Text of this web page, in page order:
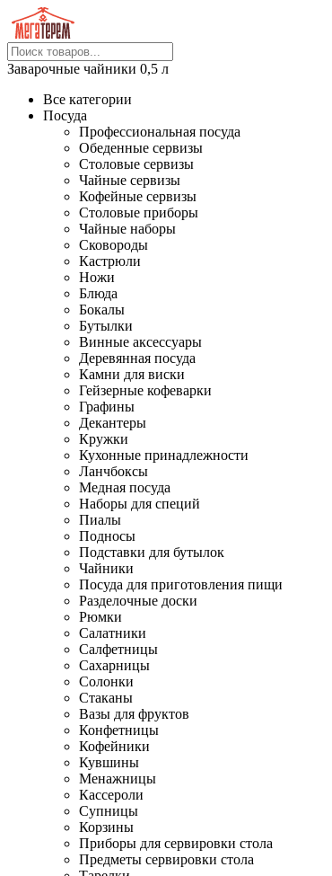
Заварочные чайники 0,5 л
Все категории
Посуда
Профессиональная посуда
Обеденные сервизы
Столовые сервизы
Чайные сервизы
Кофейные сервизы
Столовые приборы
Чайные наборы
Сковороды
Кастрюли
Ножи
Блюда
Бокалы
Бутылки
Винные аксессуары
Деревянная посуда
Камни для виски
Гейзерные кофеварки
Графины
Декантеры
Кружки
Кухонные принадлежности
Ланчбоксы
Медная посуда
Наборы для специй
Пиалы
Подносы
Подставки для бутылок
Чайники
Посуда для приготовления пищи
Разделочные доски
Рюмки
Салатники
Салфетницы
Сахарницы
Солонки
Стаканы
Вазы для фруктов
Конфетницы
Кофейники
Кувшины
Менажницы
Кассероли
Супницы
Корзины
Приборы для сервировки стола
Предметы сервировки стола